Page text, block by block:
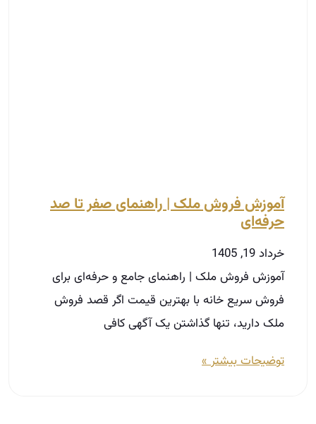
آموزش فروش ملک | راهنمای صفر تا صد
حرفه‌ای‌
خرداد 19, 1405
آموزش فروش ملک | راهنمای جامع و حرفه‌ای برای
فروش سریع خانه با بهترین قیمت اگر قصد فروش
ملک دارید، تنها گذاشتن یک آگهی کافی
توضیحات بیشتر »